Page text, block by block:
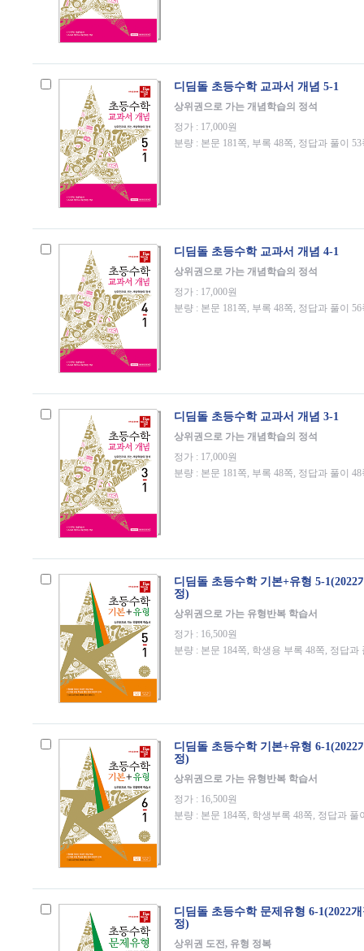
디딤돌 초등수학 교과서 개념 5-1
상위권으로 가는 개념학습의 정석
정가 : 17,000원
분량 : 본문 181쪽, 부록 48쪽, 정답과 풀이 53
디딤돌 초등수학 교과서 개념 4-1
상위권으로 가는 개념학습의 정석
정가 : 17,000원
분량 : 본문 181쪽, 부록 48쪽, 정답과 풀이 56
디딤돌 초등수학 교과서 개념 3-1
상위권으로 가는 개념학습의 정석
정가 : 17,000원
분량 : 본문 181쪽, 부록 48쪽, 정답과 풀이 48
디딤돌 초등수학 기본+유형 5-1(2022
정)
상위권으로 가는 유형반복 학습서
정가 : 16,500원
분량 : 본문 184쪽, 학생용 부록 48쪽, 정답과
디딤돌 초등수학 기본+유형 6-1(2022
정)
상위권으로 가는 유형반복 학습서
정가 : 16,500원
분량 : 본문 184쪽, 학생부록 48쪽, 정답과 풀
디딤돌 초등수학 문제유형 6-1(2022
정)
상위권 도전, 유형 정복